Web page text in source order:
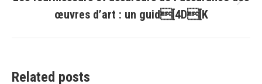
post:
œuvres d’art : un guid[4D[K
Related posts